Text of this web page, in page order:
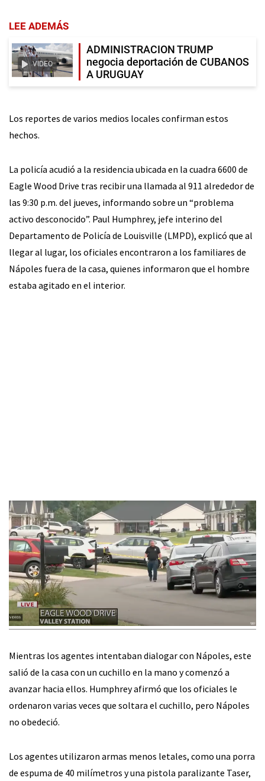
LEE ADEMÁS
VIDEO
ADMINISTRACION TRUMP
negocia deportación de CUBANOS
A URUGUAY
Los reportes de varios medios locales confirman estos
hechos.
La policía acudió a la residencia ubicada en la cuadra 6600 de
Eagle Wood Drive tras recibir una llamada al 911 alrededor de
las 9:30 p.m. del jueves, informando sobre un “problema
activo desconocido”. Paul Humphrey, jefe interino del
Departamento de Policía de Louisville (LMPD), explicó que al
llegar al lugar, los oficiales encontraron a los familiares de
Nápoles fuera de la casa, quienes informaron que el hombre
estaba agitado en el interior.
Mientras los agentes intentaban dialogar con Nápoles, este
salió de la casa con un cuchillo en la mano y comenzó a
avanzar hacia ellos. Humphrey afirmó que los oficiales le
ordenaron varias veces que soltara el cuchillo, pero Nápoles
no obedeció.
Los agentes utilizaron armas menos letales, como una porra
de espuma de 40 milímetros y una pistola paralizante Taser,